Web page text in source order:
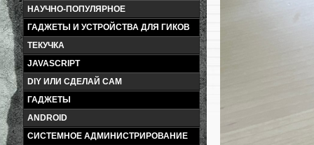
НАУЧНО-ПОПУЛЯРНОЕ
ГАДЖЕТЫ И УСТРОЙСТВА ДЛЯ ГИКОВ
ТЕКУЧКА
JAVASCRIPT
DIY ИЛИ СДЕЛАЙ САМ
ГАДЖЕТЫ
ANDROID
СИСТЕМНОЕ АДМИНИСТРИРОВАНИЕ